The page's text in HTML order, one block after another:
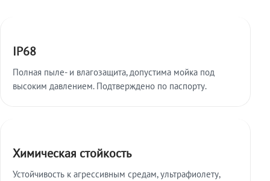
IP68
Полная пыле- и влагозащита, допустима мойка под
высоким давлением. Подтверждено по паспорту.
Химическая стойкость
Устойчивость к агрессивным средам, ультрафиолету,